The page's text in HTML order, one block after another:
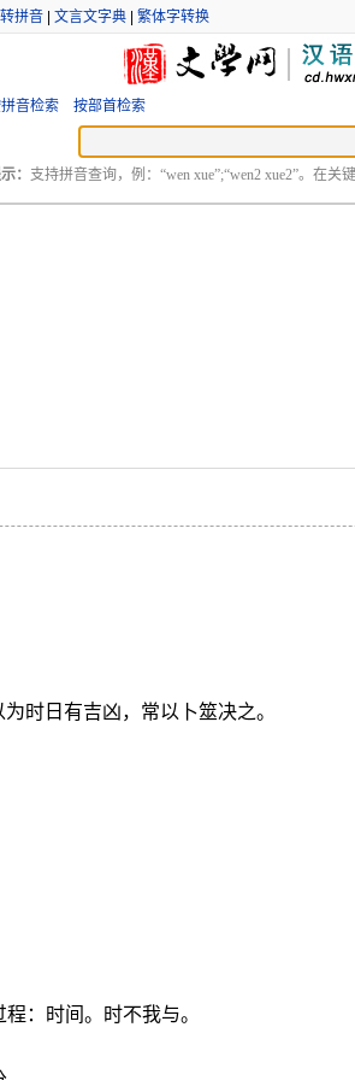
拼音| 文言文字典| 繁体字转换
音检索 按部首检索
： 支持拼音查询，例：“wen xue”;“wen2 xue2”。在关
时日有吉凶，常以卜筮决之。
：时间。时不我与。